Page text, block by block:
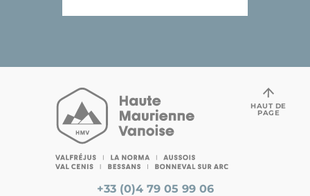
+33 (0)4 79 05 99 06
HAUT DE
PAGE